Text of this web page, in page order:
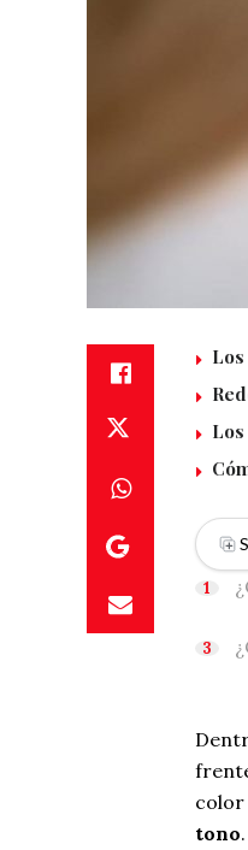
color
tono